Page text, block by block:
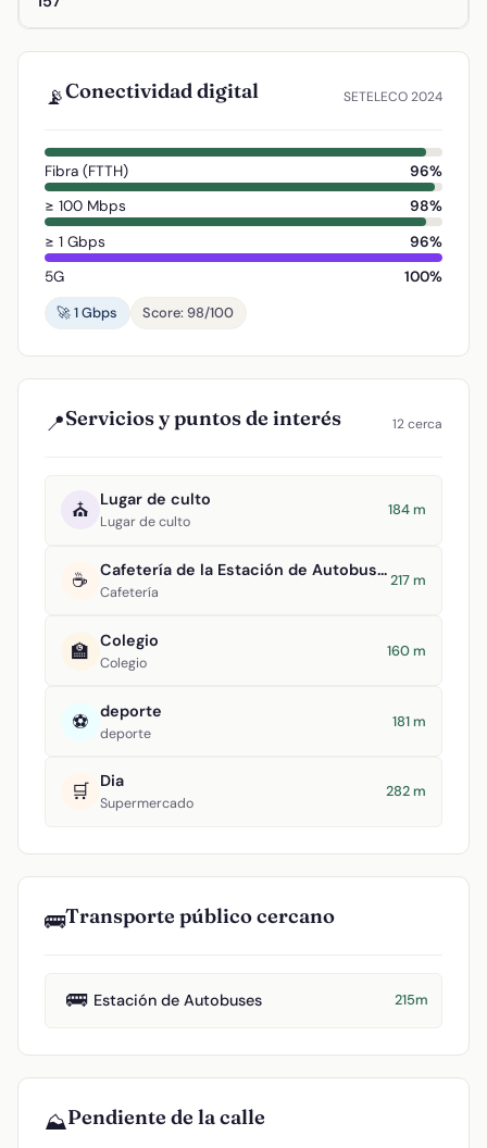
📡Conectividad digital SETELECO 2024
Fibra (FTTH)
96%
≥ 100 Mbps
98%
≥ 1 Gbps
96%
5G
100%
🚀 1 Gbps
Score: 98/100
📍Servicios y puntos de interés 12 cerca
⛪ Lugar de culto
Lugar de culto
184 m
☕ Cafetería de la Estación de Autobuses
Cafetería
217 m
🏫 Colegio
Colegio
160 m
⚽ deporte
deporte
181 m
🛒 Dia
Supermercado
282 m
🚌Transporte público cercano
🚌 Estación de Autobuses 215m
⛰️Pendiente de la calle